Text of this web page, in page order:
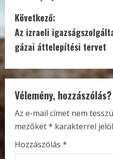
n
t
i
n
u
e
R
Következő:
Az izraeli
gázai áttelepítési tervet
Vélemény, hozzászólás?
Az e-mail címet nem
mezőket* karakterrel
Hozzászólás *